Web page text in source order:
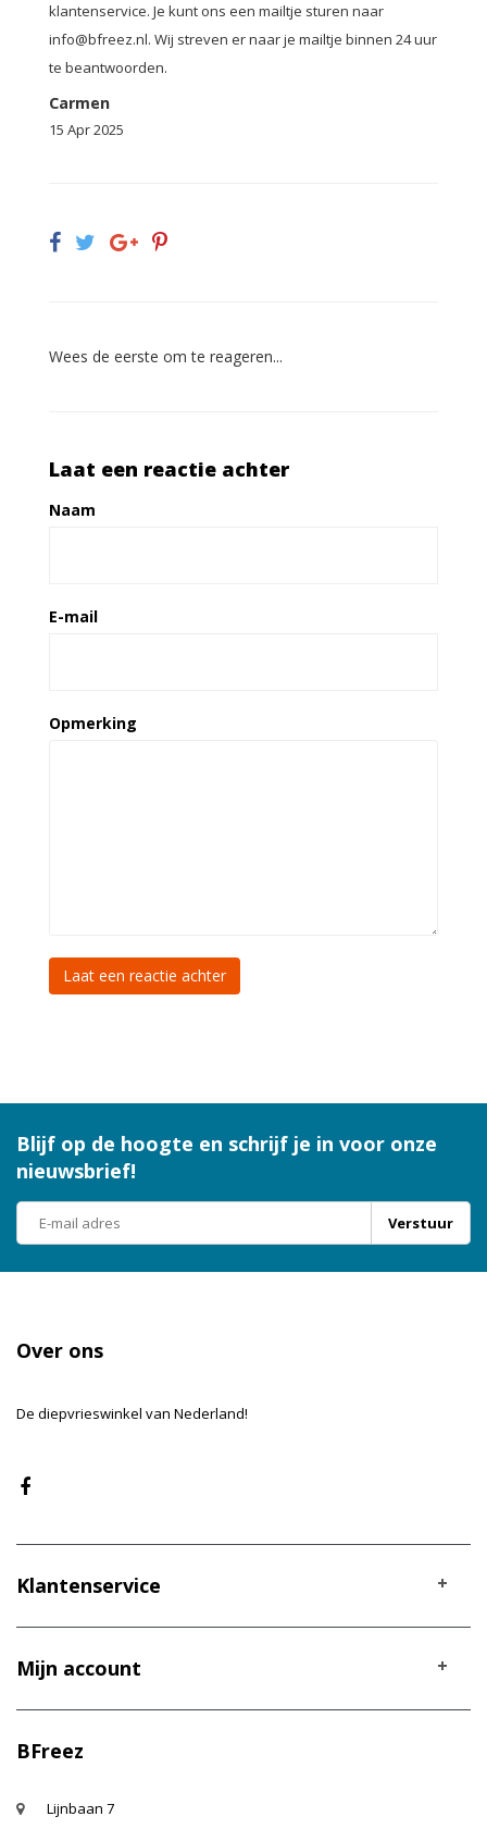
klantenservice. Je kunt ons een mailtje sturen naar
info@bfreez.nl. Wij streven er naar je mailtje binnen 24 uur
te beantwoorden.
Carmen
15 Apr 2025
Wees de eerste om te reageren...
Laat een reactie achter
Naam
E-mail
Opmerking
Laat een reactie achter
Blijf op de hoogte en schrijf je in voor onze
nieuwsbrief!
Verstuur
Over ons
De diepvrieswinkel van Nederland!
Klantenservice
Mijn account
BFreez
Lijnbaan 7